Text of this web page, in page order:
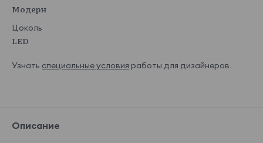
Модерн
Цоколь
LED
Узнать специальные условия работы для дизайнеров.
Описание